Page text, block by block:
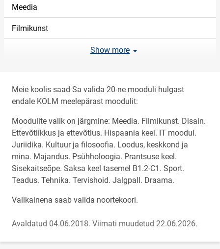
Meedia
Filmikunst
Show more
Meie koolis saad Sa valida 20-ne mooduli hulgast
endale KOLM meelepärast moodulit:
Moodulite valik on järgmine: Meedia. Filmikunst. Disain.
Ettevõtlikkus ja ettevõtlus. Hispaania keel. IT moodul.
Juriidika. Kultuur ja filosoofia. Loodus, keskkond ja
mina. Majandus. Psühholoogia. Prantsuse keel.
Sisekaitseõpe. Saksa keel tasemel B1.2-C1. Sport.
Teadus. Tehnika. Tervishoid. Jalgpall. Draama.
Valikainena saab valida noortekoori.
Avaldatud 04.06.2018. Viimati muudetud 22.06.2026.